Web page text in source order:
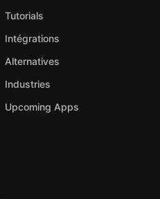
Tutorials
Intégrations
Alternatives
Industries
Upcoming Apps